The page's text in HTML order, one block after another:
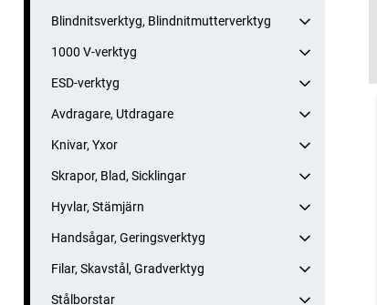
Blindnitsverktyg, Blindnitmutterverktyg
1000 V-verktyg
ESD-verktyg
Avdragare, Utdragare
Knivar, Yxor
Skrapor, Blad, Sicklingar
Hyvlar, Stämjärn
Handsågar, Geringsverktyg
Filar, Skavstål, Gradverktyg
Stålborstar